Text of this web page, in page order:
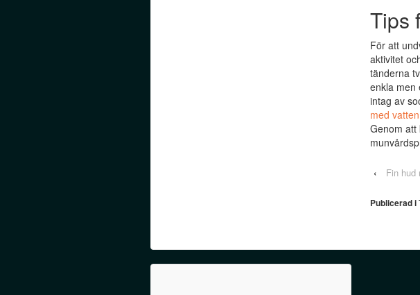
Tips
För att
aktivitet
tänderna
enkla men
intag av
med vatten
Genom att
‹ Fin hud
Publicerad i